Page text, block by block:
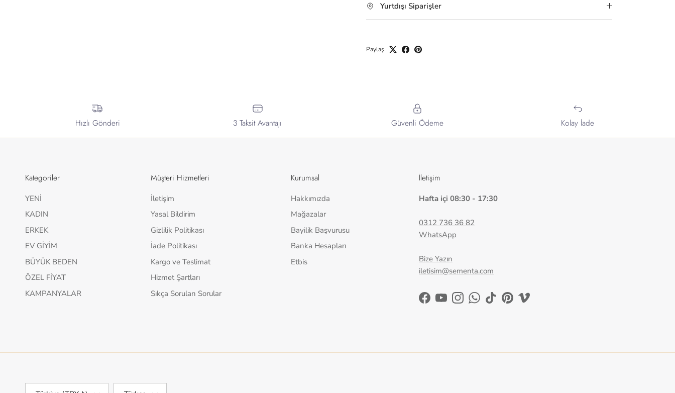
Yurtdışı Siparişler
Paylaş
Hızlı Gönderi 3 Taksit Avantajı Güvenli Ödeme Kolay İade
Kategoriler
YENİ
KADIN
ERKEK
EV GİYİM
BÜYÜK BEDEN
ÖZEL FİYAT
KAMPANYALAR
Müşteri Hizmetleri
İletişim
Yasal Bildirim
Gizlilik Politikası
İade Politikası
Kargo ve Teslimat
Hizmet Şartları
Sıkça Sorulan Sorular
Kurumsal
Hakkımızda
Mağazalar
Bayilik Başvurusu
Banka Hesapları
Etbis
İletişim
Hafta içi 08:30 - 17:30
0312 736 36 82
WhatsApp
Bize Yazın
iletisim@sementa.com
Facebook
YouTubeInstagramWhatsApp
TikTokPinterestVimeo